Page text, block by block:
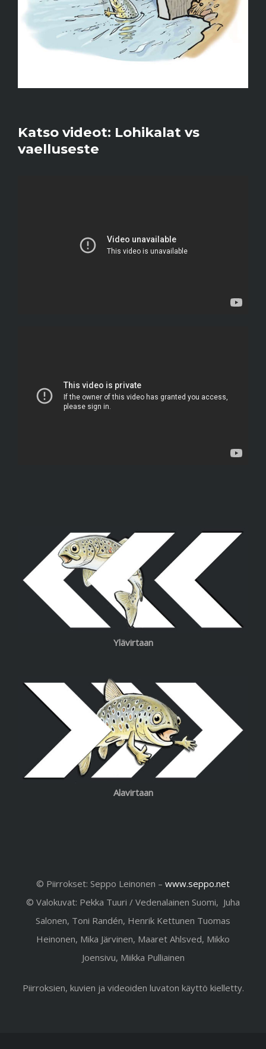
Katso videot: Lohikalat vs
vaelluseste
Ylävirtaan
Alavirtaan
© Piirrokset: Seppo Leinonen – www.seppo.net
© Valokuvat: Pekka Tuuri / Vedenalainen Suomi, Juha
Salonen, Toni Randén, Henrik Kettunen Tuomas
Heinonen, Mika Järvinen, Maaret Ahlsved, Mikko
Joensivu, Miikka Pulliainen
Piirroksien, kuvien ja videoiden luvaton käyttö kielletty.